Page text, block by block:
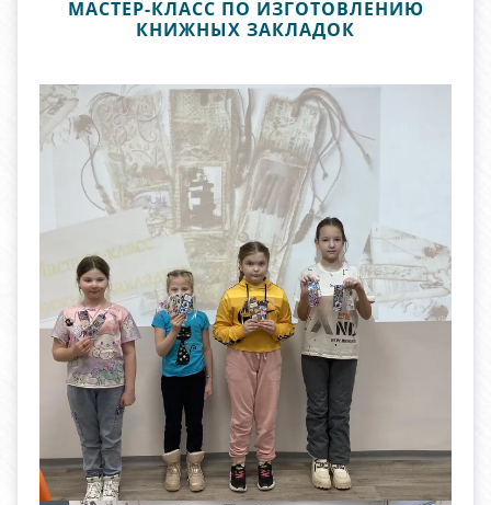
МАСТЕР-КЛАСС ПО ИЗГОТОВЛЕНИЮ
КНИЖНЫХ ЗАКЛАДОК